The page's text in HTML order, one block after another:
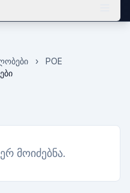
›
POE
მოიძებნა.